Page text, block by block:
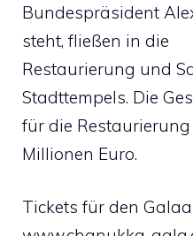
Bundespräsident
steht, fließen in die
Restaurierung und
Stadttempels. Die
für die
Millionen Euro.
Tickets für den